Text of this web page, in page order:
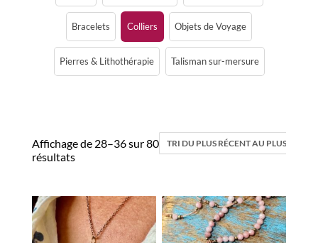
Bracelets Colliers Objets de Voyage
Pierres & Lithothérapie Talisman sur-mersure
Affichage de 28–36 sur 80
résultats